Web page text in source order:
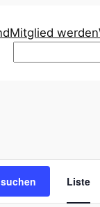
Mitglied werden
Liste